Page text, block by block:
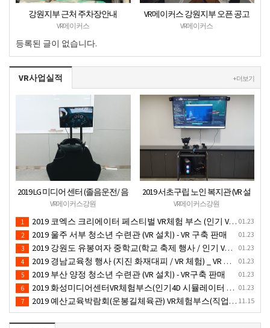
강원지부 근처 주차장안내
VR메이커스
VR메이커스 강원지부 오픈 공고
VR메이커스
등록된 글이 없습니다.
VR사업실적 + 더보기
2019 LG 미디어 센터 (졸음운전/ 음
주운전 체험 행사) VR 체험 - VR 렌탈
대여 행사
VR메이커스강원
2019 서초구립 노인 복지관 (VR 설
치) - VR 구축 판매
VR메이커스강원
01.23
1 2019 코엑스 크리에이터 페스티벌 VR체험 부스 (인기 VR 체험) - VR렌탈대여 행사
01.23
2 2019 울주 서부 청소년 수련관 (VR 설치) - VR 구축 판매
01.23
3 2019 강원도 유봉여자 중학교(학교 축제 행사 / 인기 VR 컨텐츠 ) - VR렌탈대여 행사
01.23
4 2019 경남교육청 행사 (지진 화재대피 / VR 체험) _ VR 렌탈대여행사
01.23
5 2019 부산 양정 청소년 수련관 (VR 설치) - VR구축 판매
01.23
6 2019 화성미디어센터VR체험부스(인기4D 시뮬레이터 체험)-VR렌탈대여 행사
11.15
7 2019 예산교육박람회(운봉길체육관) VR체험부스(직업진로체험 / 인기VR체험)-VR렌탈대여행사